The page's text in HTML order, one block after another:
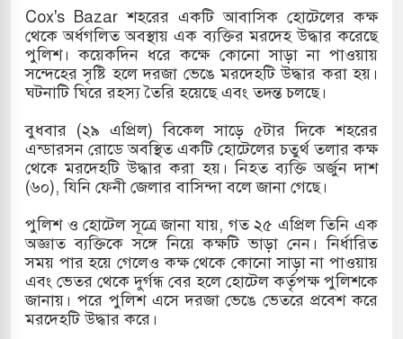
অ্যারেস্ট আবেদন, বরগুনার এসআইয়ের বিরুদ্ধে
বিভিন্ন খাতে সৌদির বিনিয়োগের আহবান প্রধানমন্ত্রীর
হামলায় ছাত্রদল ও ছাত্রলীগের আচরণ ইসরায়েলের
পথে ইসরায়েলীরা,হাতছাড়ার ঝুঁকিতে জরুরি
Cox's Bazar শহরের একটি আবাসিক হোটেলের কক্ষ
থেকে অর্ধগলিত অবস্থায় এক ব্যক্তির মরদেহ উদ্ধার করেছে
পুলিশ। কয়েকদিন ধরে কক্ষে কোনো সাড়া না পাওয়ায়
সন্দেহের সৃষ্টি হলে দরজা ভেঙে মরদেহটি উদ্ধার করা হয়।
ঘটনাটি ঘিরে রহস্য তৈরি হয়েছে এবং তদন্ত চলছে।
বুধবার (২৯ এপ্রিল) বিকেল সাড়ে ৫টার দিকে শহরের
এন্ডারসন রোডে অবস্থিত একটি হোটেলের চতুর্থ তলার কক্ষ
থেকে মরদেহটি উদ্ধার করা হয়। নিহত ব্যক্তি অর্জুন দাশ
(৬০), যিনি ফেনী জেলার বাসিন্দা বলে জানা গেছে।
পুলিশ ও হোটেল সূত্রে জানা যায়, গত ২৫ এপ্রিল তিনি এক
অজ্ঞাত ব্যক্তিকে সঙ্গে নিয়ে কক্ষটি ভাড়া নেন। নির্ধারিত
সময় পার হয়ে গেলেও কক্ষ থেকে কোনো সাড়া না পাওয়ায়
এবং ভেতর থেকে দুর্গন্ধ বের হলে হোটেল কর্তৃপক্ষ পুলিশকে
জানায়। পরে পুলিশ এসে দরজা ভেঙে ভেতরে প্রবেশ করে
মরদেহটি উদ্ধার করে।